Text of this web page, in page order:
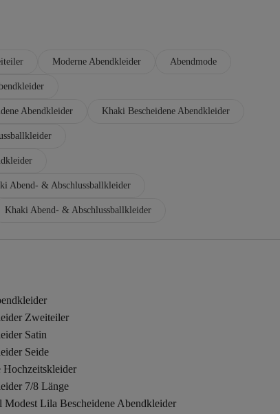
Moderne Abendkleider Abendmode
Abendkleider Khaki Bescheidene Abendkleider
Abend- & Abschlussballkleider
Khaki Abend- & Abschlussballkleider
Zweiteiler
Satin
Seide
Hochzeitskleider
7/8 Länge
Modest Lila Bescheidene Abendkleider